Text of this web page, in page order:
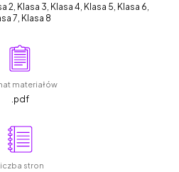
2, Klasa 3, Klasa 4, Klasa 5, Klasa 6,
7, Klasa 8
materiałów
.pdf
stron